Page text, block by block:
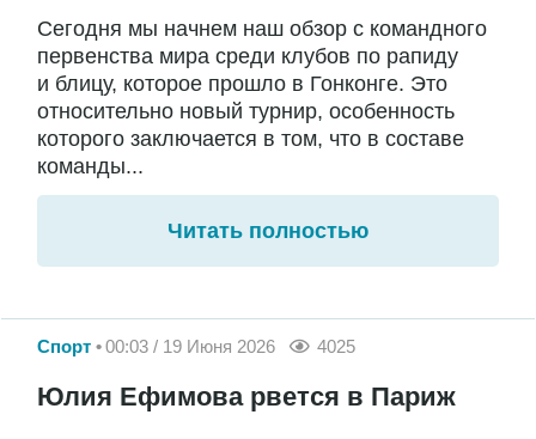
Сегодня мы начнем наш обзор с командного
первенства мира среди клубов по рапиду
и блицу, которое прошло в Гонконге. Это
относительно новый турнир, особенность
которого заключается в том, что в составе
команды...
Читать полностью
Спорт 00:03 / 19 Июня 2026 4025
Юлия Ефимова рвется в Париж